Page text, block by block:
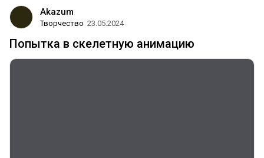
Akazum
Творчество 23.05.2024
Попытка в скелетную анимацию